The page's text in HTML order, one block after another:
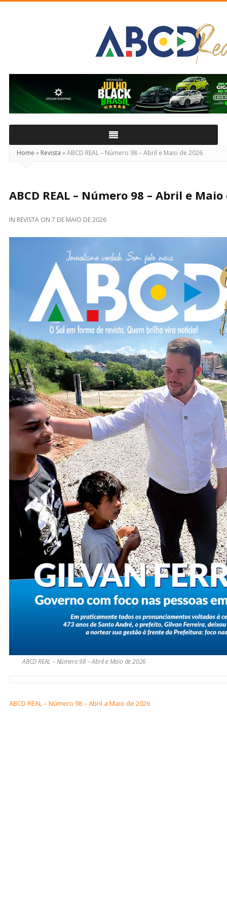
Real
Home » Revista »ABCD REAL – Número 98 – Abril e Maio de 2026
ABCD REAL – Número 98 – Abril e Maio
IN REVISTA ON 7 DE MAIO DE 2026
ABCD REAL – Número 98 – Abril e Maio de 2026
ABCD REAL – Número 98 – Abril a Maio de 2026